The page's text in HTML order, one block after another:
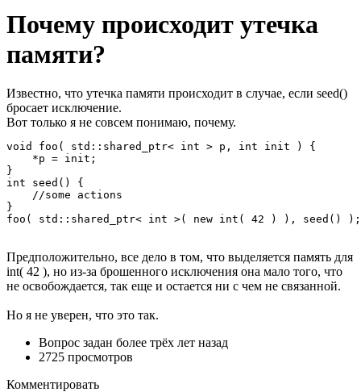
Почему происходит утечка
памяти?
Известно, что утечка памяти происходит в случае, если seed()
бросает исключение.
Вот только я не совсем понимаю, почему.
void foo( std::shared_ptr< int > p, int init ) {
    *p = init;
}
int seed() {
    //some actions
}
foo( std::shared_ptr< int >( new int( 42 ) ), seed() );
Предположительно, все дело в том, что выделяется память для
int( 42 ), но из-за брошенного исключения она мало того, что
не освобождается, так еще и остается ни с чем не связанной.
Но я не уверен, что это так.
Вопрос задан более трёх лет назад
2725 просмотров
Комментировать